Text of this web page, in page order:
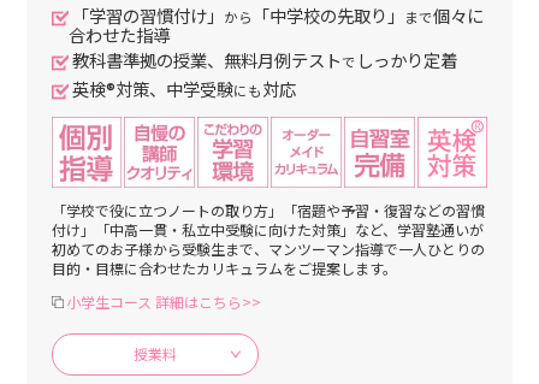
「学習の習慣付け」 から 「中学校の先取り」 まで個々に
合わせた指導
教科書準拠の授業、無料月例テストで しっかり定着
英検®対策、中学受験にも対応
「学校で役に立つノートの取り方」「宿題や予習・復習などの習慣
付け」「中高一貫・私立中受験に向けた対策」など、学習塾通いが
初めてのお子様から受験生まで、マンツーマン指導で一人ひとりの
目的・目標に合わせたカリキュラムをご提案します。
小学生コース 詳細はこちら>>
授業料